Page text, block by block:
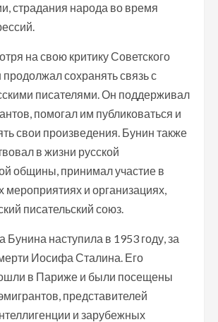
страдания народа во время
на свою критику Советского
сохранять связь с
писателями. Он поддерживал
помогал им публиковаться и
свои произведения. Бунин также
в жизни русской
общины, принимал участие в
мероприятиях и организациях,
писательский союз.
наступила в 1953 году, за
Иосифа Сталина. Его
в Париже и были посещены
представителей
и зарубежных